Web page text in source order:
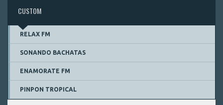
CUSTOM
RELAX FM
SONANDO BACHATAS
ENAMORATE FM
PINPON TROPICAL